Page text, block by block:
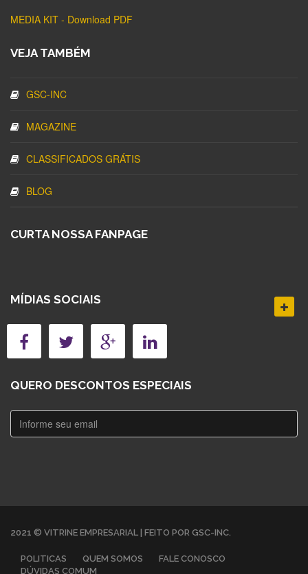
MEDIA KIT - Download PDF
VEJA TAMBÉM
GSC-INC
MAGAZINE
CLASSIFICADOS GRÁTIS
BLOG
CURTA NOSSA FANPAGE
MÍDIAS SOCIAIS
QUERO DESCONTOS ESPECIAIS
2021 © VITRINE EMPRESARIAL | FEITO POR GSC-INC.
POLITICAS QUEM SOMOS
FALE CONOSCO
DÚVIDAS COMUM